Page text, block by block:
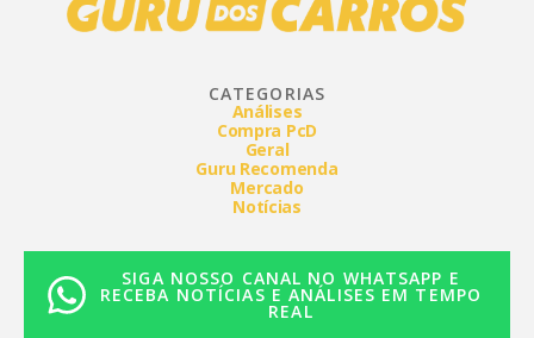
CATEGORIAS
Análises
Compra PcD
Geral
Guru Recomenda
Mercado
Notícias
SIGA NOSSO CANAL NO WHATSAPP E
RECEBA NOTÍCIAS E ANÁLISES EM TEMPO
REAL